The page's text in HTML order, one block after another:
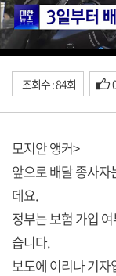
조회수 : 84회
모지안 앵커>
앞으로 배달 종사
데요.
정부는 보험 가입
습니다.
보도에 이리나 기자